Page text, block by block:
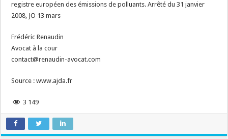
registre européen des émissions de polluants. Arrêté du 31 janvier
2008, JO 13 mars
Frédéric Renaudin
Avocat à la cour
contact@renaudin-avocat.com
Source : www.ajda.fr
3 149